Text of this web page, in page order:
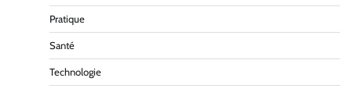
Pratique
Santé
Technologie